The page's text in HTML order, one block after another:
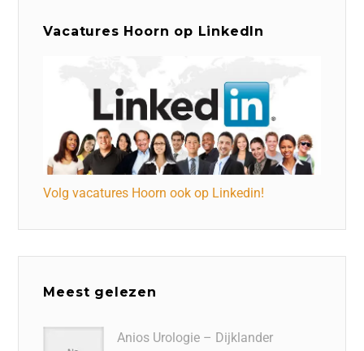
Vacatures Hoorn op LinkedIn
Volg vacatures Hoorn ook op Linkedin!
Meest gelezen
Anios Urologie – Dijklander